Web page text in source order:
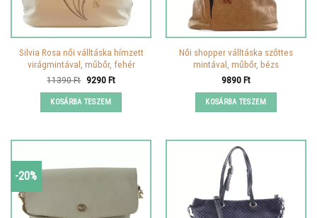
Silvia Rosa női válltáska hímzett
virágmintával, műbőr, fehér
11390Ft Original
was:
11390 Ft.
9290FtCurrent
KOSÁRBA TESZEM
Női shopper válltáska szőttes
mintával, műbőr, bézs
9890Ft
KOSÁRBA TESZEM
-20%